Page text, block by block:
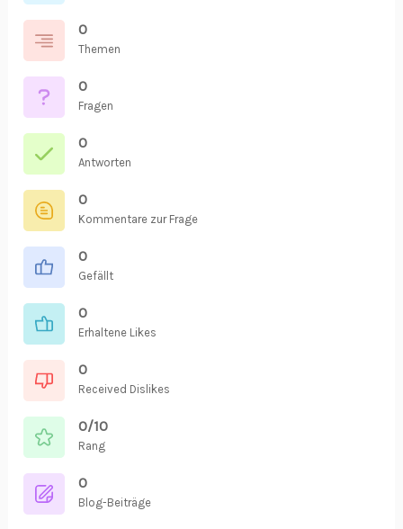
0
Themen
0
Fragen
0
Antworten
0
Kommentare zur Frage
0
Gefällt
0
Erhaltene Likes
0
Received Dislikes
0/10
Rang
0
Blog-Beiträge